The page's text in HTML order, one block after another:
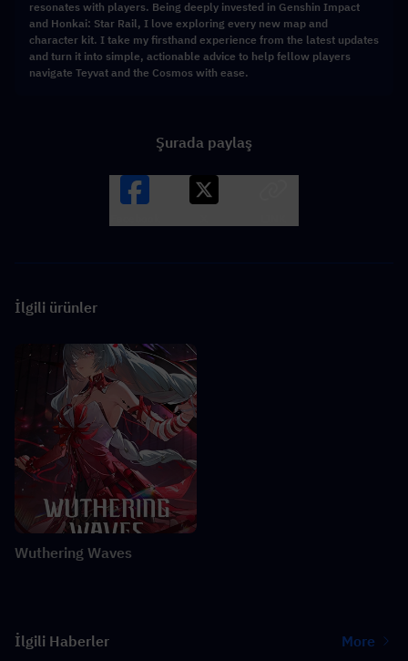
resonates with players. Being deeply invested in Genshin Impact
and Honkai: Star Rail, I love exploring every new map and
character kit. I take my firsthand experience from the latest updates
and turn it into simple, actionable advice to help fellow players
navigate Teyvat and the Cosmos with ease.
Şurada paylaş
İlgili ürünler
Wuthering Waves
İlgili Haberler More